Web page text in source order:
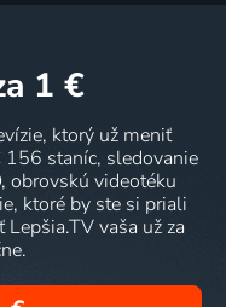
1 €
ktorý už meniť
156 staníc, sledovanie
obrovskú videotéku
ktoré by ste si priali
vaša už za